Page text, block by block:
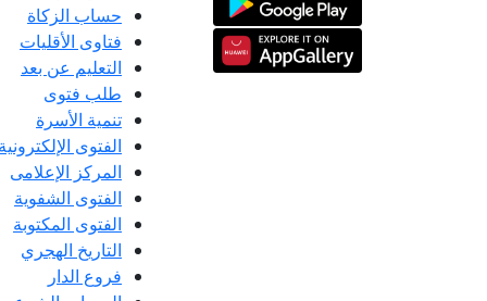
حساب الزكاة
فتاوى الأقليات
التعليم عن بعد
طلب فتوى
تنمية الأسرة
الفتوى الإلكترونية
المركز الإعلامى
الفتوى الشفوية
الفتوى المكتوبة
التاريخ الهجري
فروع الدار